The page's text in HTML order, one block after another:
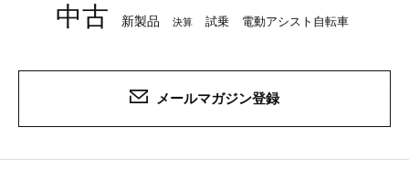
中古
新製品 決算 試乗 電動アシスト自転車
メールマガジン登録